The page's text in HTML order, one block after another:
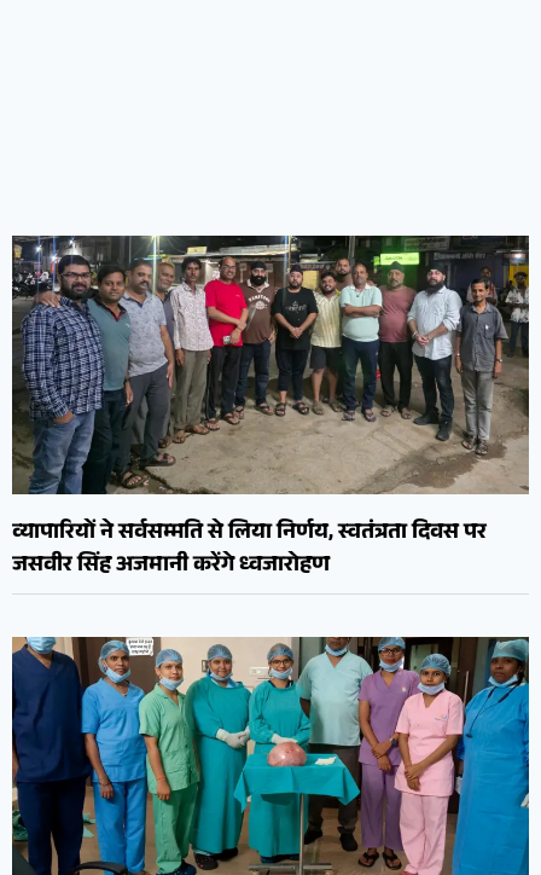
व्यापारियों ने सर्वसम्मति से लिया निर्णय, स्वतंत्रता दिवस पर
जसवीर सिंह अजमानी करेंगे ध्वजारोहण